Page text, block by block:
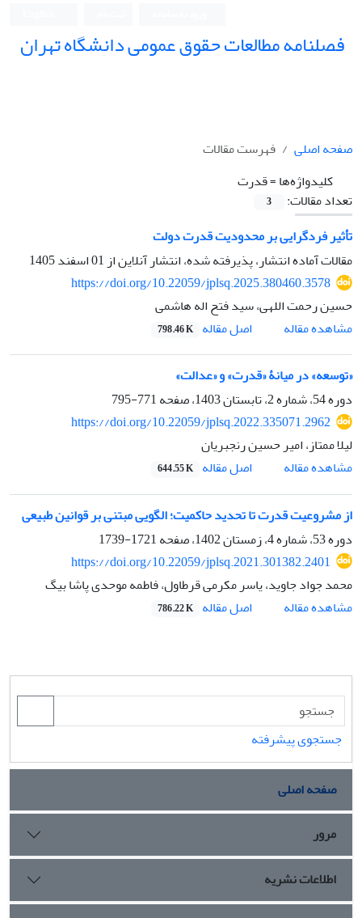
فصلنامه مطالعات حقوق عمومی دانشگاه تهران
صفحه اصلی
فهرست مقالات
کلیدواژه‌ها =قدرت
تعداد مقالات:
3
تأثیر فردگرایی بر محدودیت قدرت دولت
مقالات آماده انتشار، پذیرفته شده، انتشار آنلاین از01 اسفند 1405
https://doi.org/10.22059/jplsq.2025.380460.3578
حسین رحمت اللهی، سید فتح اله هاشمی
مشاهده مقاله
اصل مقاله 798.46 K
‏«توسعه» در میانۀ «قدرت» و «عدالت»‏
دوره 54، شماره 2، تابستان 1403، صفحه
771-795
https://doi.org/10.22059/jplsq.2022.335071.2962
لیلا ممتاز، امیر حسین رنجبریان
مشاهده مقاله
اصل مقاله 644.55 K
از مشروعیت قدرت تا تحدید حاکمیت؛ الگویی مبتنی بر قوانین طبیعی
دوره 53، شماره 4، زمستان 1402، صفحه
1721-1739
https://doi.org/10.22059/jplsq.2021.301382.2401
محمد جواد جاوید، یاسر مکرمی قرطاول، فاطمه موحدی پاشا بیگ
مشاهده مقاله
اصل مقاله 786.22 K
جستجوی پیشرفته
صفحه اصلی
مرور
اطلاعات نشریه